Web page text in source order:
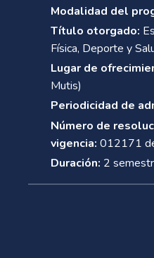
Modalidad del
Título otorgado:
Física, Deporte y
Lugar de
Mutis)
Periodicidad de
Número de
vigencia: 012171
Duración: 2